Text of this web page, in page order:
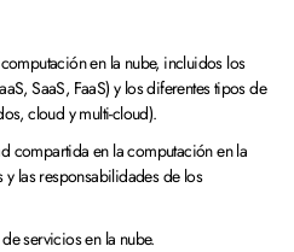
en la nube, incluidos los
SaaS, FaaS) y los diferentes tipos de
cloud y multi-cloud).
compartida en la computación en la
y las responsabilidades de los
servicios en la nube.